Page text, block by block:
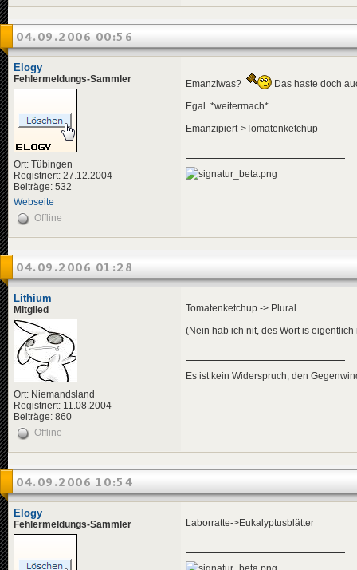
04.09.2006 00:56
Elogy
Fehlermeldungs-Sammler
Ort: Tübingen
Registriert: 27.12.2004
Beiträge: 532
Webseite
Emanziwas? Das haste doch
Egal. *weitermach*
Emanzipiert->Tomatenketchup
Offline
04.09.2006 01:28
Lithium
Mitglied
Ort: Niemandsland
Registriert: 11.08.2004
Beiträge: 860
Tomatenketchup -> Plural
(Nein hab ich nit, des Wort is eigentlich
Es ist kein Widerspruch, den
Offline
04.09.2006 10:54
Elogy
Fehlermeldungs-Sammler Laborratte->Eukalyptusblätter